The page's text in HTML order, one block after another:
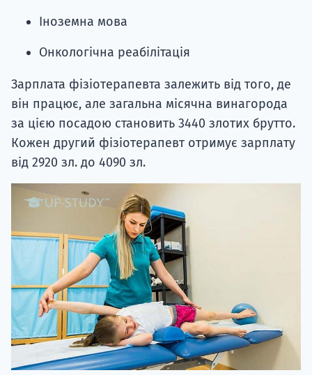
Іноземна мова
Онкологічна реабілітація
Зарплата фізіотерапевта залежить від того, де
він працює, але загальна місячна винагорода
за цією посадою становить 3440 злотих брутто.
Кожен другий фізіотерапевт отримує зарплату
від 2920 зл. до 4090 зл.